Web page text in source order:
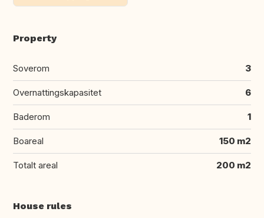
Property
Soverom 3
Overnattingskapasitet 6
Baderom 1
Boareal 150 m2
Totalt areal 200 m2
House rules